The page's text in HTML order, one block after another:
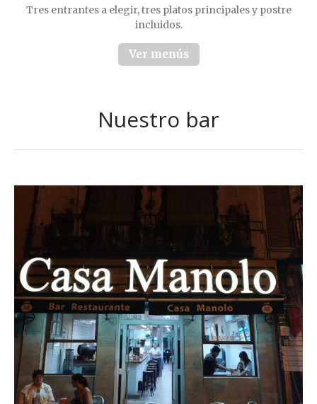
Tres entrantes a elegir, tres platos principales y postre
incluidos.
Ver menús
Nuestro bar